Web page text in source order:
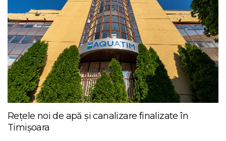
Rețele noi de apă și canalizare finalizate în
Timișoara